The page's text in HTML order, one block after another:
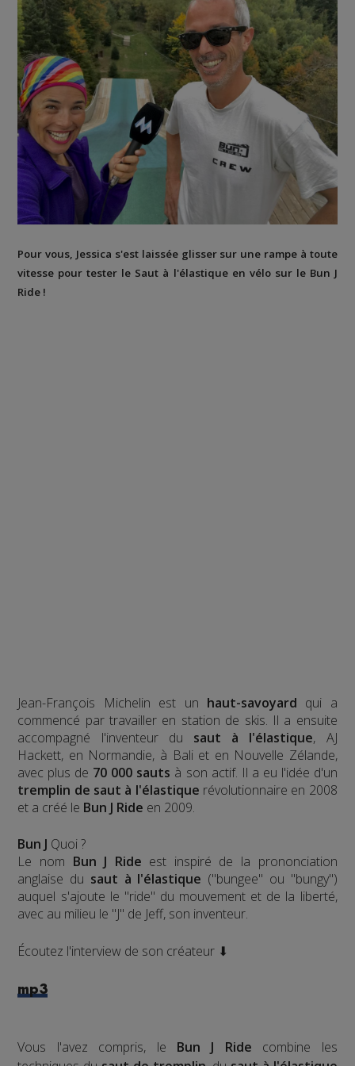
Pour vous, Jessica s'est laissée glisser sur une rampe à toute
vitesse pour tester le Saut à l'élastique en vélo sur le Bun J
Ride !
Jean-François Michelin est un haut-savoyard qui a
commencé par travailler en station de skis. Il a ensuite
accompagné l'inventeur du saut à l'élastique, AJ
Hackett, en Normandie, à Bali et en Nouvelle Zélande,
avec plus de 70 000 sauts à son actif. Il a eu l'idée d'un
tremplin de saut à l'élastique révolutionnaire en 2008
et a créé le Bun J Ride en 2009.
Bun J Quoi ?
Le nom Bun J Ride est inspiré de la prononciation
anglaise du saut à l'élastique ("bungee" ou "bungy")
auquel s'ajoute le "ride" du mouvement et de la liberté,
avec au milieu le "J" de Jeff, son inventeur.
Écoutez l'interview de son créateur ⬇
mp3
Vous l'avez compris, le Bun J Ride combine les